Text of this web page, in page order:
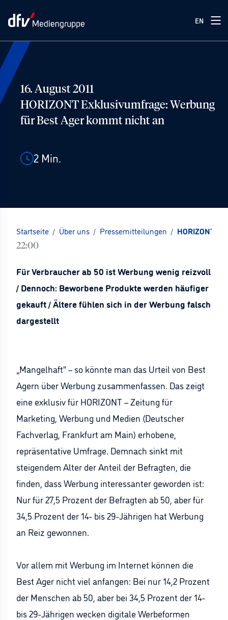
EN
16. August 2011
HORIZONT Exklusivumfrage: Werbung
für Best Ager kommt nicht an
2 Min.
Startseite / Über uns / Pressemitteilungen / HORIZONT
22:00
Für Verbraucher ab 50 ist Werbung wenig reizvoll
/ Dennoch: Beworbene Produkte werden häufiger
gekauft / Ältere fühlen sich in der Werbung falsch
dargestellt
„Mangelhaft“ – so könnte man das Urteil von Best
Agern über Werbung zusammenfassen. Das zeigt
eine exklusiv für HORIZONT – Zeitung für
Marketing, Werbung und Medien (Deutscher
Fachverlag, Frankfurt am Main) erhobene,
repräsentative Umfrage. Demnach sinkt mit
steigendem Alter der Anteil der Befragten, die
finden, dass Werbung interessanter geworden ist:
Nur für 27,5 Prozent der Befragten ab 50, aber für
34,5 Prozent der 14- bis 29-Jährigen hat Werbung
an Reiz gewonnen.
Vor allem mit Werbung im Internet können die
Best Ager nicht viel anfangen: Bei nur 14,2 Prozent
der Menschen ab 50, aber bei 34,5 Prozent der 14-
bis 29-Jährigen wecken digitale Werbeformen